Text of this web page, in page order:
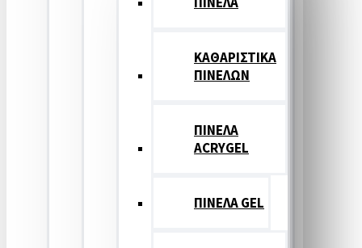
ΚΑΘΑΡΙΣΤΙΚΑ
ΠΙΝΕΛΩΝ
ΠΙΝΕΛΑ
ACRYGEL
ΠΙΝΕΛΑ GEL